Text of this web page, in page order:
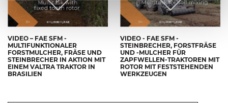
VIDEO – FAE SFM -
MULTIFUNKTIONALER
FORSTMULCHER, FRÄSE UND
STEINBRECHER IN AKTION MIT
EINEM VALTRA TRAKTOR IN
BRASILIEN
VIDEO - FAE SFM -
STEINBRECHER, FORSTFRÄSE
UND -MULCHER FÜR
ZAPFWELLEN-TRAKTOREN MIT
ROTOR MIT FESTSTEHENDEN
WERKZEUGEN